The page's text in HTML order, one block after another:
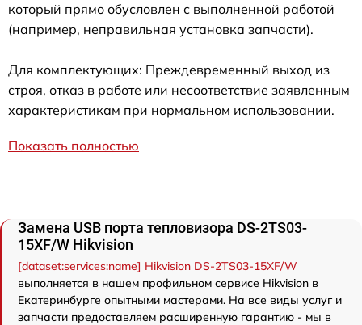
который прямо обусловлен с выполненной работой
(например, неправильная установка запчасти).
Для комплектующих: Преждевременный выход из
строя, отказ в работе или несоответствие заявленным
характеристикам при нормальном использовании.
Показать полностью
Замена USB порта тепловизора DS-2TS03-
15XF/W Hikvision
[dataset:services:name] Hikvision DS-2TS03-15XF/W
выполняется в нашем профильном сервисе Hikvision в
Екатеринбурге опытными мастерами. На все виды услуг и
запчасти предоставляем расширенную гарантию - мы в